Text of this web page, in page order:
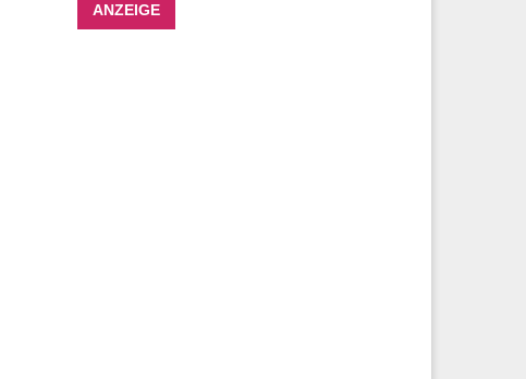
ANZEIGE